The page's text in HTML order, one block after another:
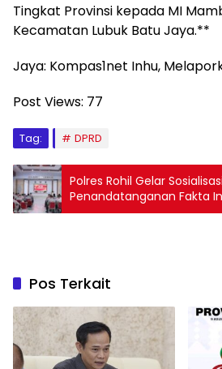
Tingkat Provinsi kepada MI
Kecamatan Lubuk Batu Jaya.**
Jaya: Kompas1net Inhu,
Post Views: 77
Tag: DPRD
Polres Rohil Gelar
Penandatanganan Fakta
Anggaran 2026
Pos Terkait